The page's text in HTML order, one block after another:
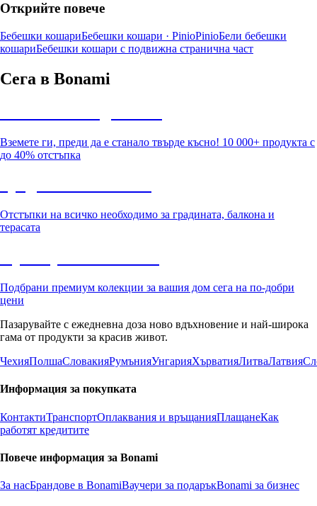
Открийте повече
Бебешки кошариБебешки кошари · PinioPinioБели бебешки
кошариБебешки кошари с подвижна странична част
Сега в Bonami
Вземете ги, преди да е станало твърде късно! 10 000+ продукта с
до 40% отстъпка
Отстъпки на всичко необходимо за градината, балкона и
терасата
Подбрани премиум колекции за вашия дом сега на по-добри
цени
Пазарувайте с ежедневна доза ново вдъхновение и най-широка
гама от продукти за красив живот.
ЧехияПолшаСловакияРумънияУнгарияХърватияЛитваЛатвия
Информация за покупката
КонтактиТранспортОплаквания и връщанияПлащанеКак
работят кредитите
Повече информация за Bonami
За насБрандове в BonamiВаучери за подаръкBonami за бизнес